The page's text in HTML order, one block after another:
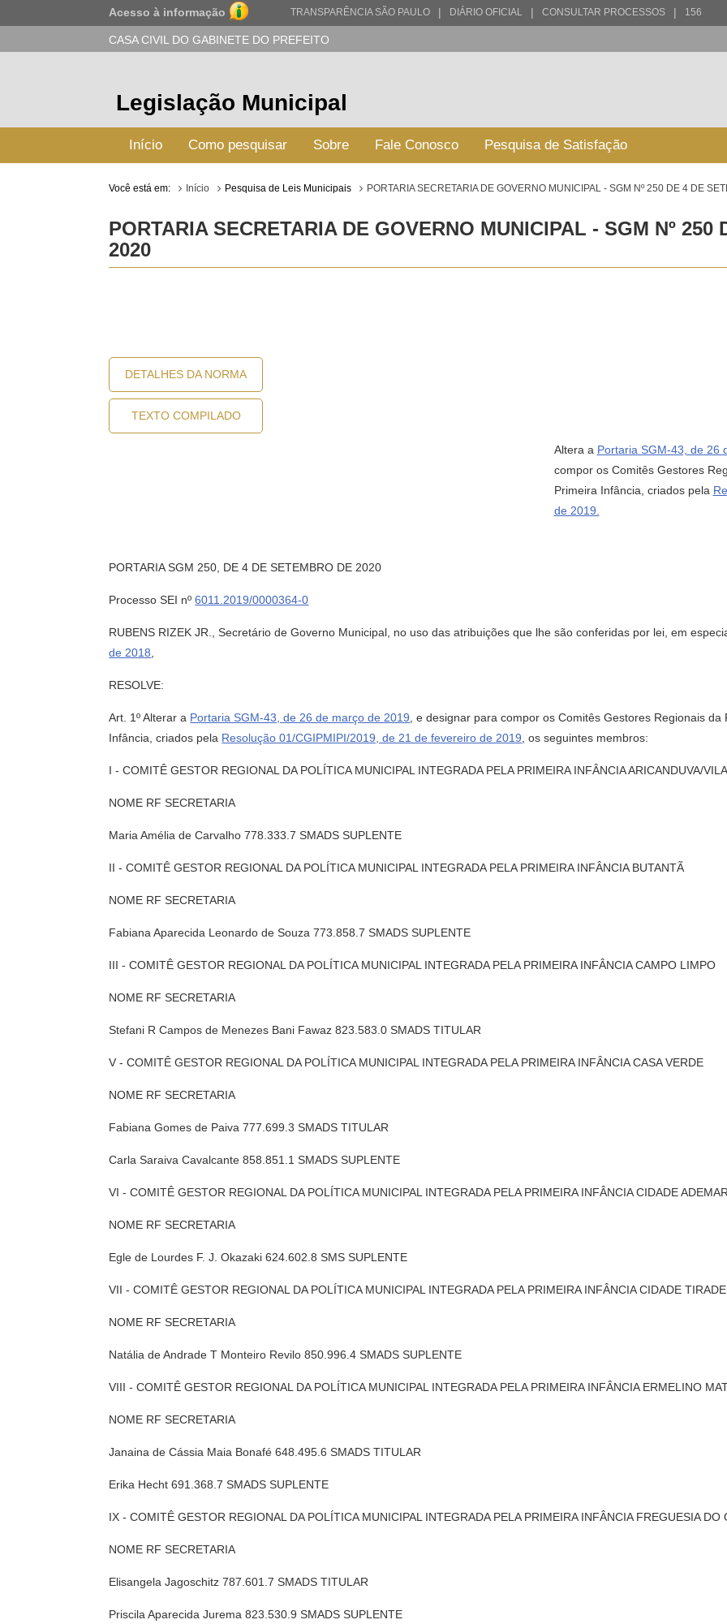
Acesso à informação TRANSPARÊNCIA SÃO PAULO | DIÁRIO OFICIAL | CONSULTAR PROCESSOS | 156
CASA CIVIL DO GABINETE DO PREFEITO
Legislação Municipal
Início Como pesquisar Sobre Fale Conosco Pesquisa de Satisfação
Você está em: Início Pesquisa de Leis Municipais PORTARIA SECRETARIA DE GOVERNO MUNICIPAL - SGM Nº 250 DE 4 DE
PORTARIA SECRETARIA DE GOVERNO MUNICIPAL - SGM Nº 250
2020
DETALHES DA NORMA
TEXTO COMPILADO
Altera a Portaria SGM-43, de 26
compor os Comitês Gestores
Primeira Infância, criados pela
de 2019.
PORTARIA SGM 250, DE 4 DE SETEMBRO DE 2020
Processo SEI nº6011.2019/0000364-0
RUBENS RIZEK JR., Secretário de Governo Municipal, no uso das atribuições que lhe são conferidas por lei, em
de 2018
RESOLVE:
Art. 1º Alterar a Portaria SGM-43, de 26 de março de 2019 , e designar para compor os Comitês Gestores Regionais
Infância, criados pela Resolução 01/CGIPMIPI/2019, de 21 de fevereiro de 2019 , os seguintes membros:
I - COMITÊ GESTOR REGIONAL DA POLÍTICA MUNICIPAL INTEGRADA PELA PRIMEIRA INFÂNCIA ARICANDUVA/
NOME RF SECRETARIA
Maria Amélia de Carvalho 778.333.7 SMADS SUPLENTE
II - COMITÊ GESTOR REGIONAL DA POLÍTICA MUNICIPAL INTEGRADA PELA PRIMEIRA INFÂNCIA BUTANTÃ
NOME RF SECRETARIA
Fabiana Aparecida Leonardo de Souza 773.858.7 SMADS SUPLENTE
III - COMITÊ GESTOR REGIONAL DA POLÍTICA MUNICIPAL INTEGRADA PELA PRIMEIRA INFÂNCIA CAMPO LIMPO
NOME RF SECRETARIA
Stefani R Campos de Menezes Bani Fawaz 823.583.0 SMADS TITULAR
V - COMITÊ GESTOR REGIONAL DA POLÍTICA MUNICIPAL INTEGRADA PELA PRIMEIRA INFÂNCIA CASA VERDE
NOME RF SECRETARIA
Fabiana Gomes de Paiva 777.699.3 SMADS TITULAR
Carla Saraiva Cavalcante 858.851.1 SMADS SUPLENTE
VI - COMITÊ GESTOR REGIONAL DA POLÍTICA MUNICIPAL INTEGRADA PELA PRIMEIRA INFÂNCIA CIDADE ADEMAR
NOME RF SECRETARIA
Egle de Lourdes F. J. Okazaki 624.602.8 SMS SUPLENTE
VII - COMITÊ GESTOR REGIONAL DA POLÍTICA MUNICIPAL INTEGRADA PELA PRIMEIRA INFÂNCIA CIDADE
NOME RF SECRETARIA
Natália de Andrade T Monteiro Revilo 850.996.4 SMADS SUPLENTE
VIII - COMITÊ GESTOR REGIONAL DA POLÍTICA MUNICIPAL INTEGRADA PELA PRIMEIRA INFÂNCIA ERMELINO
NOME RF SECRETARIA
Janaina de Cássia Maia Bonafé 648.495.6 SMADS TITULAR
Erika Hecht 691.368.7 SMADS SUPLENTE
IX - COMITÊ GESTOR REGIONAL DA POLÍTICA MUNICIPAL INTEGRADA PELA PRIMEIRA INFÂNCIA FREGUESIA DO
NOME RF SECRETARIA
Elisangela Jagoschitz 787.601.7 SMADS TITULAR
Priscila Aparecida Jurema 823.530.9 SMADS SUPLENTE